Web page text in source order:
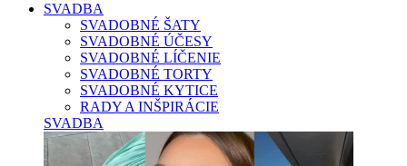
SVADBA
SVADOBNÉ ŠATY
SVADOBNÉ ÚČESY
SVADOBNÉ LÍČENIE
SVADOBNÉ TORTY
SVADOBNÉ KYTICE
RADY A INŠPIRÁCIE
SVADBA